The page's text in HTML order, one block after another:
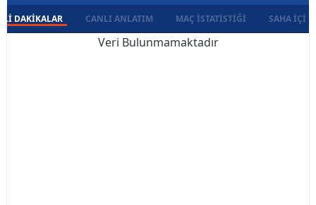
DAKIKALAR CANLI ANLATIM MAÇ İSTATISTIĞI SAHA İÇI
Veri Bulunmamaktadır